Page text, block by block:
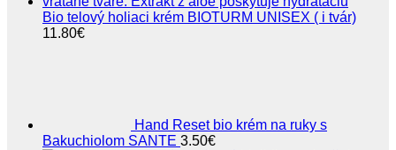
Bio telový holiaci krém BIOTURM UNISEX ( i tvár)
11.80€
Hand Reset bio krém na ruky s
Bakuchiolom SANTE 3.50€